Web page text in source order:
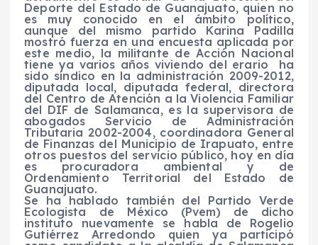
Deporte del Estado de Guanajuato, quien no
es muy conocido en el ámbito político,
aunque del mismo partido Karina Padilla
mostró fuerza en una encuesta aplicada por
este medio, la militante de Acción Nacional
tiene ya varios años viviendo del erario ha
sido síndico en la administración 2009-2012,
diputada local, diputada federal, directora
del Centro de Atención a la Violencia Familiar
del DIF de Salamanca, es la supervisora de
abogados Servicio de Administración
Tributaria 2002-2004, coordinadora General
de Finanzas del Municipio de Irapuato, entre
otros puestos del servicio público, hoy en día
es procuradora ambiental y de
Ordenamiento Territorial del Estado de
Guanajuato.
Se ha hablado también del Partido Verde
Ecologista de México (Pvem) de dicho
instituto nuevamente se habla de Rogelio
Gutiérrez Arredondo quien ya participó